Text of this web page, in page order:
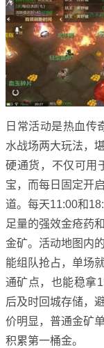
日常活动是热血传
水战场两大玩法，
硬通货，不仅可用
宝，而每日固定开
道。每天11:00和
足量的强效金疮药
金矿。活动地图内
能组队抢占，单场
通矿点，也能稳拿
后及时回城存储，
价明显，普通金矿
积累第一桶金。